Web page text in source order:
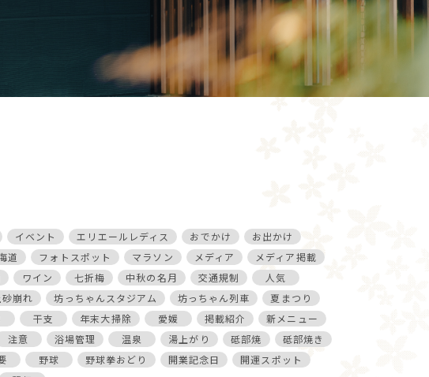
イベント エリエールレディス おでかけ
お出かけ
道 フォトスポット マラソン メディア
メディア掲載
ワイン 七折梅 中秋の名月 交通規制
人気
砂崩れ 坊っちゃんスタジアム 坊っちゃん列車
夏まつり
干支 年末大掃除 愛媛 掲載紹介
新メニュー
注意 浴場管理 温泉 湯上がり 砥部焼
砥部焼き
野球 野球拳おどり 開業記念日
開運スポット